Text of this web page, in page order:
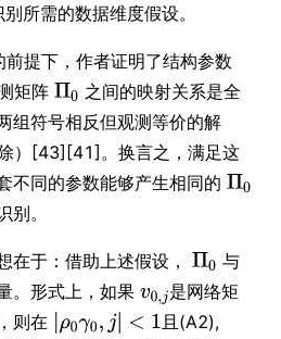
所需的数据维度假设。
提下，作者证明了结构参数
矩阵
之间的映射关系是全
组符号相反但观测等价的解
）[43][41]。换言之，满足这
不同的参数能够产生相同的
。
在于：借助上述假设，
与
。形式上，如果
是网络矩
则在
且(A2),